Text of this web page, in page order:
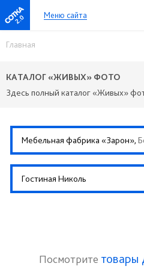
2.0 Меню сайта
Главная
КАТАЛОГ «ЖИВЫХ» ФОТО
Здесь полный каталог «Живых»
Мебельная фабрика «Зарон»,
Гостиная Николь
Посмотрите товары